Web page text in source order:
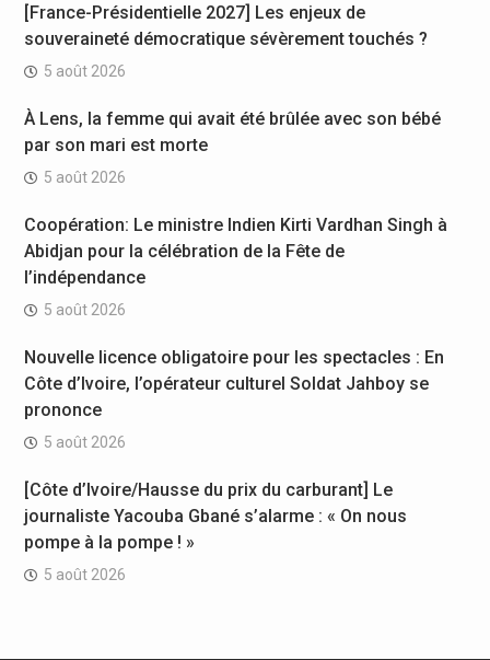
[France-Présidentielle 2027] Les enjeux de
souveraineté démocratique sévèrement touchés ?
5 août 2026
À Lens, la femme qui avait été brûlée avec son bébé
par son mari est morte
5 août 2026
Coopération: Le ministre Indien Kirti Vardhan Singh à
Abidjan pour la célébration de la Fête de
l’indépendance
5 août 2026
Nouvelle licence obligatoire pour les spectacles : En
Côte d’Ivoire, l’opérateur culturel Soldat Jahboy se
prononce
5 août 2026
[Côte d’Ivoire/Hausse du prix du carburant] Le
journaliste Yacouba Gbané s’alarme : « On nous
pompe à la pompe ! »
5 août 2026